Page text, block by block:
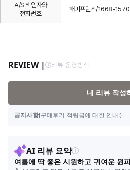
A/S 책임자와
전화번호
해피프린스/1668-1570